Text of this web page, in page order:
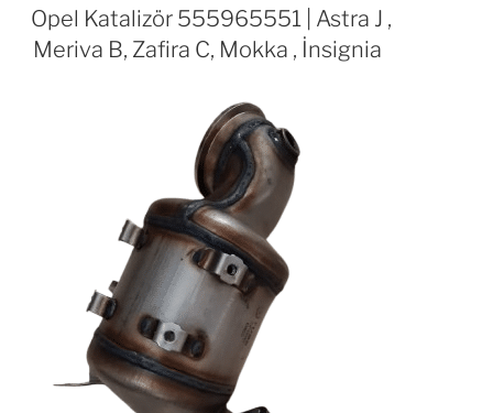
TARIHI
Opel Katalizör 555965551 | Astra J ,
Meriva B, Zafira C, Mokka , İnsignia